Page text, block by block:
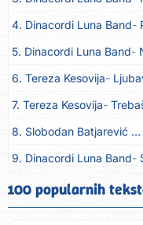
4. Dinacordi Luna Band
5. Dinacordi Luna Band
6. Tereza Kesovija
7. Tereza Kesovija
8. Slobodan Batjarević Čobe
9. Dinacordi Luna Band
10. Dinacordi Luna Band
11. Dinacordi Luna Band
100 popularnih